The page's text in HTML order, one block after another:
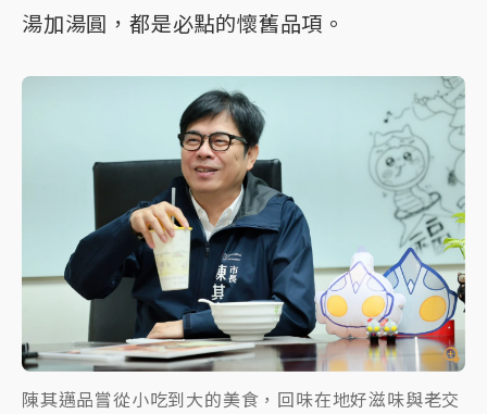
湯加湯圓，都是必點的懷舊品項。
陳其邁品嘗從小吃到大的美食，回味在地好滋味與老交